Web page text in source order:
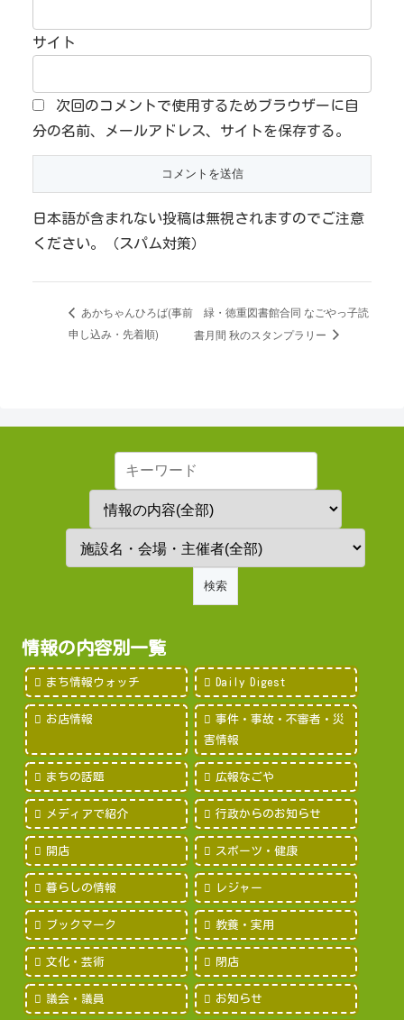
サイト
次回のコメントで使用するためブラウザーに自
分の名前、メールアドレス、サイトを保存する。
日本語が含まれない投稿は無視されますのでご注意
ください。（スパム対策）
あかちゃんひろば(事前
申し込み・先着順)
緑・徳重図書館合同 なごやっ子読
書月間 秋のスタンプラリー
情報の内容別一覧
まち情報ウォッチ Daily Digest
お店情報
事件・事故・不審者・災
害情報
まちの話題 広報なごや
メディアで紹介 行政からのお知らせ
開店 スポーツ・健康
暮らしの情報 レジャー
ブックマーク 教養・実用
文化・芸術 閉店
議会・議員 お知らせ